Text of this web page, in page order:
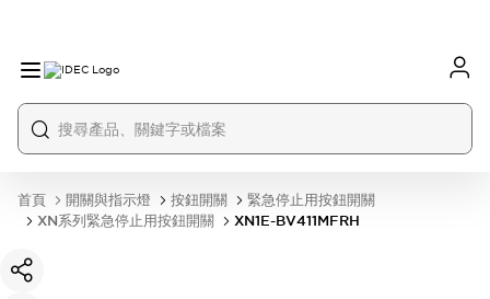
首頁 開關與指示燈 按鈕開關
緊急停止用按鈕開關
XN系列緊急停止用按鈕開關
XN1E-BV411MFRH